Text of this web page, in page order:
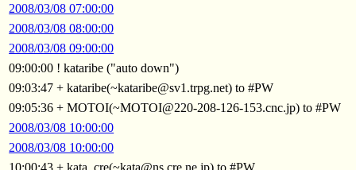
2008/03/08 07:00:00
2008/03/08 08:00:00
2008/03/08 09:00:00
09:00:00 ! kataribe ("auto down")
09:03:47 + kataribe(~kataribe@sv1.trpg.net) to #PW
09:05:36 + MOTOI(~MOTOI@220-208-126-153.cnc.jp) to #PW
2008/03/08 10:00:00
2008/03/08 10:00:00
10:00:43 + kata_cre(~kata@ns.cre.ne.jp) to #PW